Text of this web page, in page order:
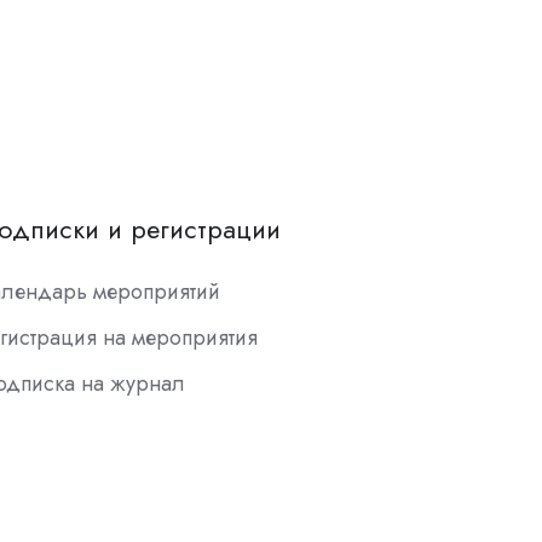
и регистрации
мероприятий
на мероприятия
на журнал